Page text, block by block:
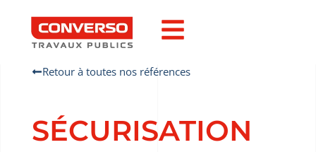
Retour à toutes nos références
SÉCURISATION